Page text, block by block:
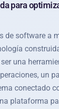
para
de software a
una
un
conectado
plataforma